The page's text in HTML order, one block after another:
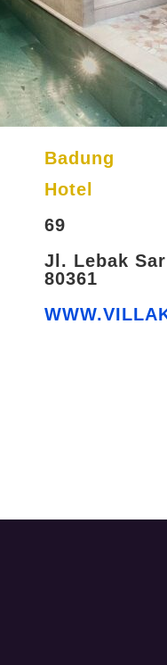
Badung
Hotel
69
Jl. Lebak
80361